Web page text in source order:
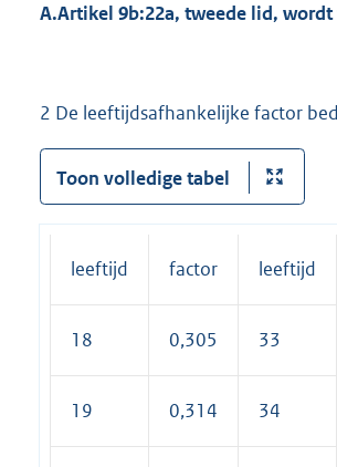
A.Artikel 9b:22a, tweede lid,
2 De leeftijdsafhankelijke factor
Toon volledige tabel
leeftijd factor leeftijd
18 0,305 33
19 0,314 34